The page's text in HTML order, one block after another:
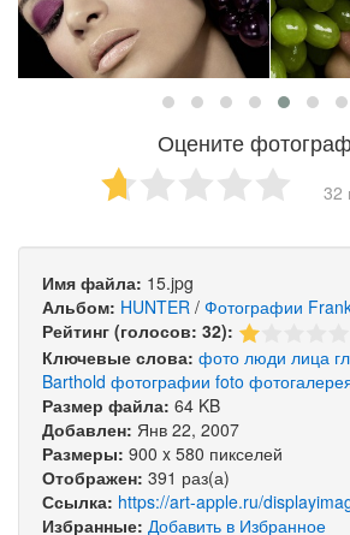
Оцените
32
Имя файла: 15.jpg
Альбом: HUNTER / Фотографии
Рейтинг (голосов: 32):
Ключевые слова: фото люди лица
Barthold фотографии foto
Размер файла: 64 KB
Добавлен: Янв 22, 2007
Размеры: 900 x 580 пикселей
Отображен: 391 раз(а)
Ссылка: https://art-apple.ru/
Избранные: Добавить в Избранное